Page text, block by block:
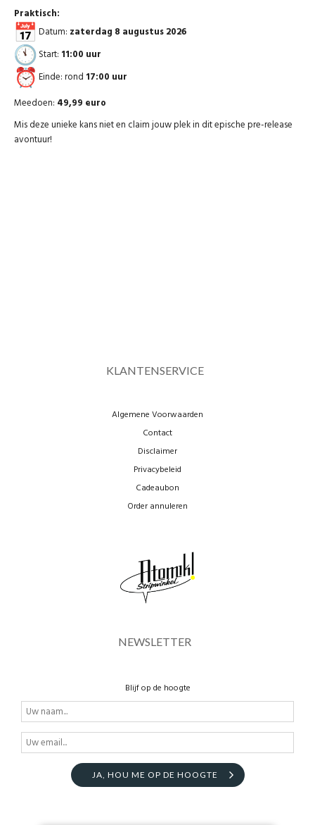
Praktisch:
Datum: zaterdag 8 augustus 2026
Start: 11:00 uur
Einde: rond 17:00 uur
Meedoen: 49,99 euro
Mis deze unieke kans niet en claim jouw plek in dit epische pre-release
avontuur!
KLANTENSERVICE
Algemene Voorwaarden
Contact
Disclaimer
Privacybeleid
Cadeaubon
Order annuleren
NEWSLETTER
Blijf op de hoogte
JA, HOU ME OP DE HOOGTE